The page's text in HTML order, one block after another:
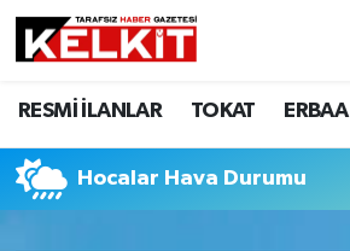
RESMİ İLANLAR TOKAT ERBAA
Hocalar Hava Durumu